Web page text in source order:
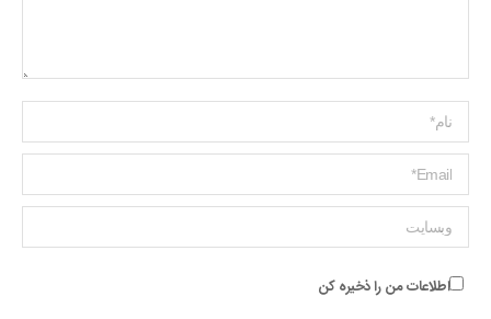
Name *
ایمیل *
وبسایت
اطلاعات من را ذخیره کن